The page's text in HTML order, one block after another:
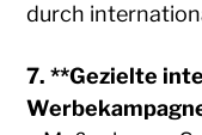
durch
7. **Gezielte